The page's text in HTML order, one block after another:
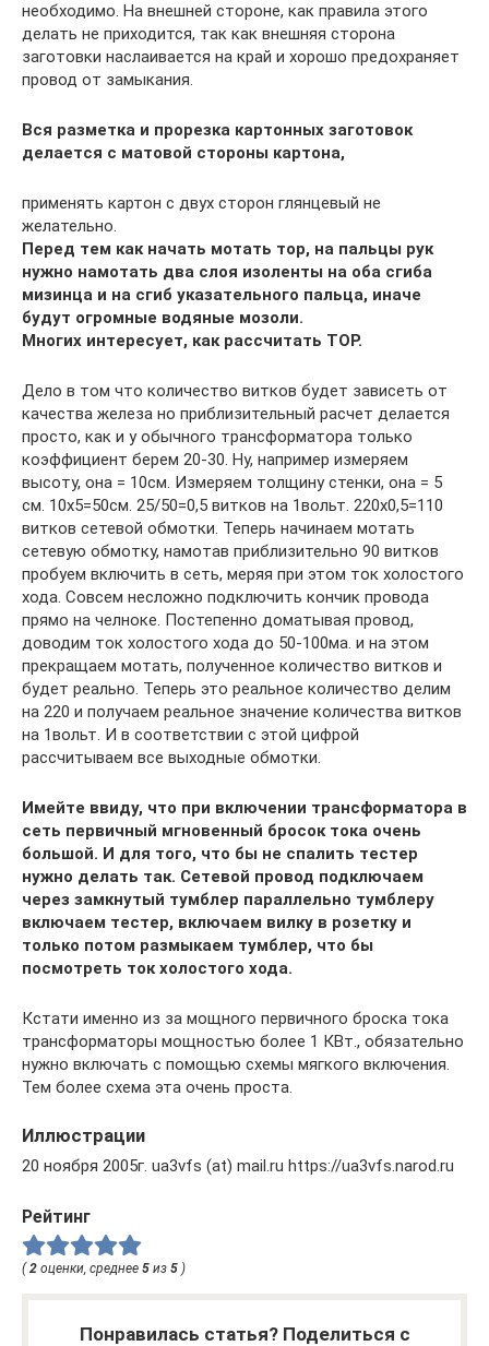
необходимо. На внешней стороне, как правила этого
делать не приходится, так как внешняя сторона
заготовки наслаивается на край и хорошо предохраняет
провод от замыкания.
Вся разметка и прорезка картонных заготовок
делается с матовой стороны картона,
применять картон с двух сторон глянцевый не
желательно.
Перед тем как начать мотать тор, на пальцы рук
нужно намотать два слоя изоленты на оба сгиба
мизинца и на сгиб указательного пальца, иначе
будут огромные водяные мозоли.
Многих интересует, как рассчитать ТОР.
Дело в том что количество витков будет зависеть от
качества железа но приблизительный расчет делается
просто, как и у обычного трансформатора только
коэффициент берем 20-30. Ну, например измеряем
высоту, она = 10см. Измеряем толщину стенки, она = 5
см. 10х5=50см. 25/50=0,5 витков на 1вольт. 220х0,5=110
витков сетевой обмотки. Теперь начинаем мотать
сетевую обмотку, намотав приблизительно 90 витков
пробуем включить в сеть, меряя при этом ток холостого
хода. Совсем несложно подключить кончик провода
прямо на челноке. Постепенно доматывая провод,
доводим ток холостого хода до 50-100ма. и на этом
прекращаем мотать, полученное количество витков и
будет реально. Теперь это реальное количество делим
на 220 и получаем реальное значение количества витков
на 1вольт. И в соответствии с этой цифрой
рассчитываем все выходные обмотки.
Имейте ввиду, что при включении трансформатора в
сеть первичный мгновенный бросок тока очень
большой. И для того, что бы не спалить тестер
нужно делать так. Сетевой провод подключаем
через замкнутый тумблер параллельно тумблеру
включаем тестер, включаем вилку в розетку и
только потом размыкаем тумблер, что бы
посмотреть ток холостого хода.
Кстати именно из за мощного первичного броска тока
трансформаторы мощностью более 1 КВт., обязательно
нужно включать с помощью схемы мягкого включения.
Тем более схема эта очень проста.
Иллюстрации
20 ноября 2005г. ua3vfs (at) mail.ru https://ua3vfs.narod.ru
Рейтинг
(2 оценки, среднее 5 из 5 )
Понравилась статья? Поделиться с